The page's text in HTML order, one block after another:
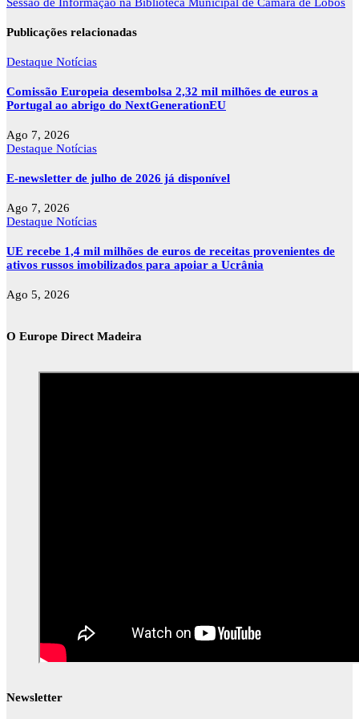
Publicações relacionadas
Destaque Notícias
Comissão Europeia desembolsa 2,32 mil milhões de euros a
Portugal ao abrigo do NextGenerationEU
Ago 7, 2026
Destaque Notícias
E-newsletter de julho de 2026 já disponível
Ago 7, 2026
Destaque Notícias
UE recebe 1,4 mil milhões de euros de receitas provenientes de
ativos russos imobilizados para apoiar a Ucrânia
Ago 5, 2026
O Europe Direct Madeira
Newsletter